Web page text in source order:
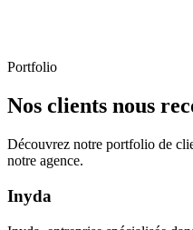
Portfolio
Nos clients nous
Découvrez notre portfolio de
notre agence.
Inyda